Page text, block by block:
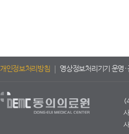
개인정보처리방침 영상정보처리기기 운영·